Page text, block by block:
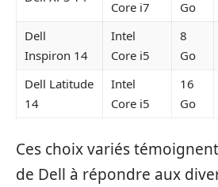
Core i7 Go
Dell
Inspiron 14
Intel
Core i5
8
Go
Dell Latitude
14
Intel
Core i5
16
Go
Ces choix variés
de Dell à répondre aux